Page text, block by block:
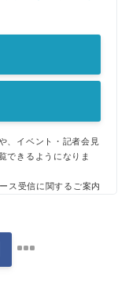
、イベント・記者会見
できるようになりま
ス受信に関するご案内